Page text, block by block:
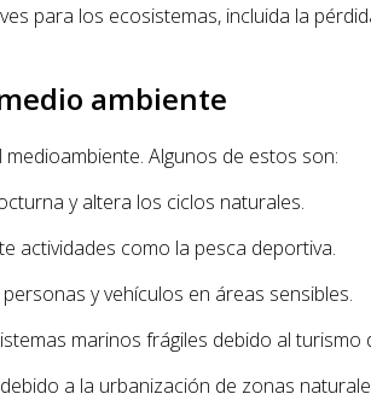
para los ecosistemas, incluida la
ambiente
Algunos de estos son:
y altera los ciclos naturales.
actividades como la pesca deportiva.
y vehículos en áreas sensibles.
marinos frágiles debido al turismo
debido a la urbanización de zonas